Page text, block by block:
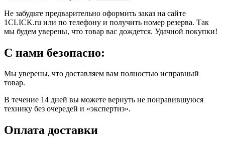
Не забудьте предварительно оформить заказ на сайте
1CLICK.ru или по телефону и получить номер резерва. Так
мы будем уверены, что товар вас дождется. Удачной покупки!
С нами безопасно:
Мы уверены, что доставляем вам полностью исправный
товар.
В течение 14 дней вы можете вернуть не понравившуюся
технику без очередей и «экспертиз».
Оплата доставки